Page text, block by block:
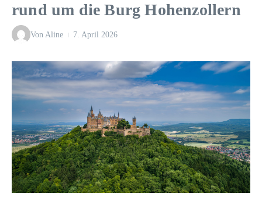
rund um die Burg Hohenzollern
Von Aline 7. April 2026